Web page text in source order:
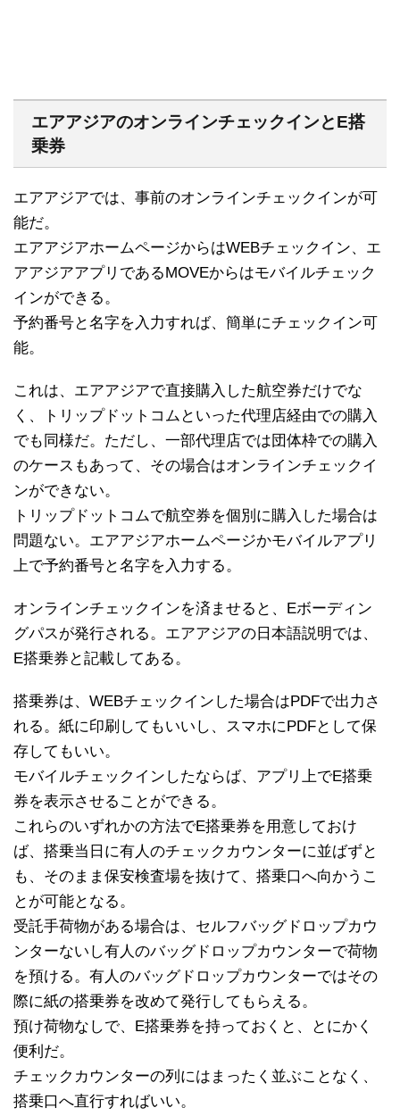
エアアジアのオンラインチェックインとE搭
乗券
エアアジアでは、事前のオンラインチェックインが可
能だ。
エアアジアホームページからはWEBチェックイン、エ
アアジアアプリであるMOVEからはモバイルチェック
インができる。
予約番号と名字を入力すれば、簡単にチェックイン可
能。
これは、エアアジアで直接購入した航空券だけでな
く、トリップドットコムといった代理店経由での購入
でも同様だ。ただし、一部代理店では団体枠での購入
のケースもあって、その場合はオンラインチェックイ
ンができない。
トリップドットコムで航空券を個別に購入した場合は
問題ない。エアアジアホームページかモバイルアプリ
上で予約番号と名字を入力する。
オンラインチェックインを済ませると、Eボーディン
グパスが発行される。エアアジアの日本語説明では、
E搭乗券と記載してある。
搭乗券は、WEBチェックインした場合はPDFで出力さ
れる。紙に印刷してもいいし、スマホにPDFとして保
存してもいい。
モバイルチェックインしたならば、アプリ上でE搭乗
券を表示させることができる。
これらのいずれかの方法でE搭乗券を用意しておけ
ば、搭乗当日に有人のチェックカウンターに並ばずと
も、そのまま保安検査場を抜けて、搭乗口へ向かうこ
とが可能となる。
受託手荷物がある場合は、セルフバッグドロップカウ
ンターないし有人のバッグドロップカウンターで荷物
を預ける。有人のバッグドロップカウンターではその
際に紙の搭乗券を改めて発行してもらえる。
預け荷物なしで、E搭乗券を持っておくと、とにかく
便利だ。
チェックカウンターの列にはまったく並ぶことなく、
搭乗口へ直行すればいい。